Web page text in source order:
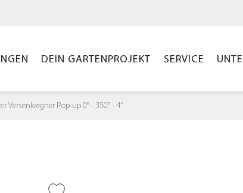
DEIN GARTENPROJEKT SERVICE
Versenkregner Pop-up 0° - 350° - 4”